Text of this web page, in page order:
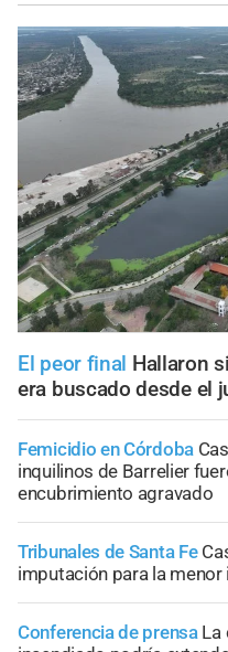
El peor final Hallaron
era buscado desde el
Femicidio en Córdoba
inquilinos de Barrelier
encubrimiento agravado
Tribunales de Santa Fe
imputación para la
Conferencia de prensa La